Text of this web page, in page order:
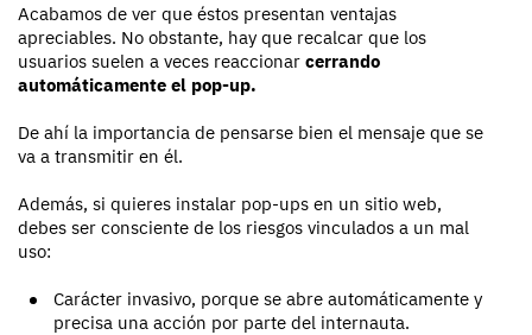
Acabamos de ver que éstos presentan ventajas
apreciables. No obstante, hay que recalcar que los
usuarios suelen a veces reaccionar cerrando
automáticamente el pop-up.
De ahí la importancia de pensarse bien el mensaje que se
va a transmitir en él.
Además, si quieres instalar pop-ups en un sitio web,
debes ser consciente de los riesgos vinculados a un mal
uso:
Carácter invasivo, porque se abre automáticamente y
precisa una acción por parte del internauta.